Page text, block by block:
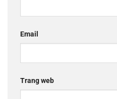
Email
Trang web